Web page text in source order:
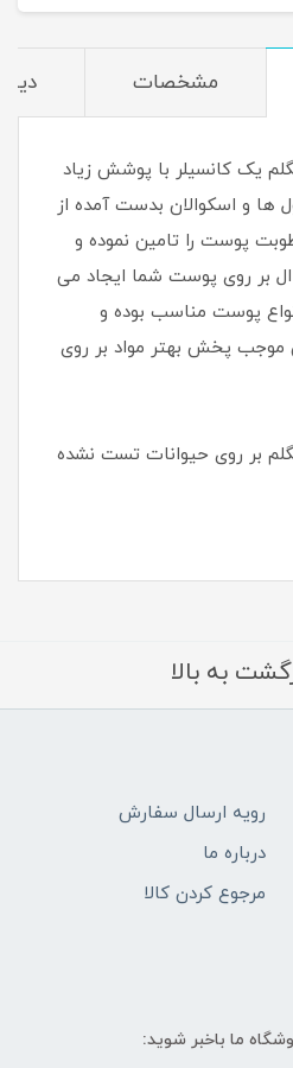
مشخصات
یک کانسیلر با پوشش زیاد
ها و اسکوالان بدست آمده از
پوست را تامین نموده و
بر روی پوست شما ایجاد می
پوست مناسب بوده و
موجب پخش بهتر مواد بر روی
بر روی حیوانات تست نشده
به بالا
رویه ارسال سفارش
درباره ما
مرجوع کردن کالا
ما باخبر شوید: